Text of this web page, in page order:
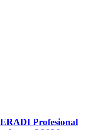
Profesional